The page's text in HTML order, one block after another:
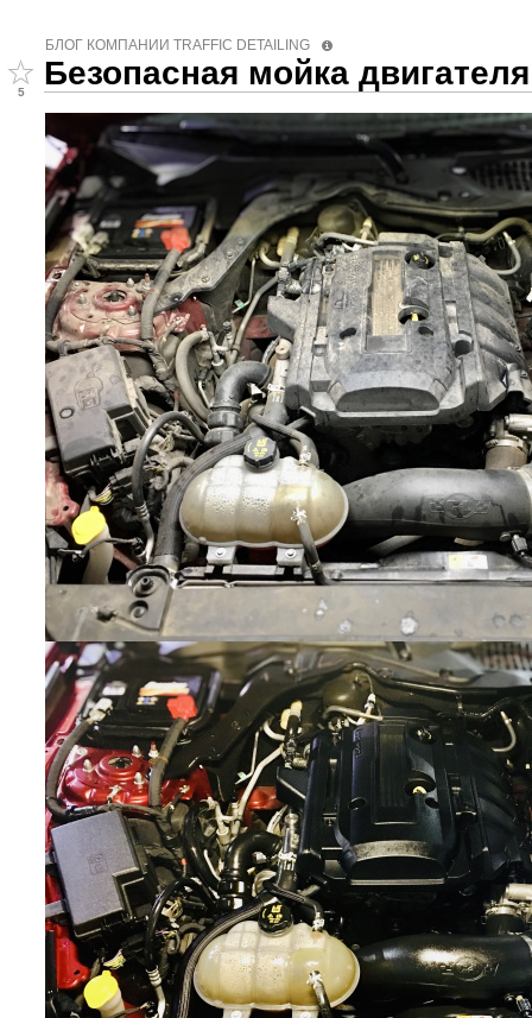
БЛОГ КОМПАНИИ TRAFFIC DETAILING
5
Безопасная мойка